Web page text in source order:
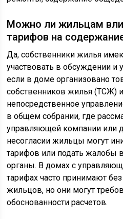
Можно ли жильцам
тарифов на
Да, собственники жилья
участвовать в обсуждении и
если в доме организовано
собственников жилья (ТСЖ)
непосредственное
в общем собрании, где
управляющей компании или
несогласии жильцы могут
тарифов или подать жалобы
органы. В домах с
тарифах часто принимают
жильцов, но они могут
обоснованности расчетов.